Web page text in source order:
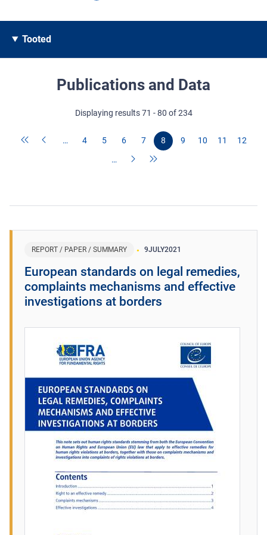
Tooted
Publications and Data
Displaying results 71 - 80 of 234
… 4 5 6 7 8 9 10 11
12
…
REPORT / PAPER / SUMMARY 9JULY2021
European standards on legal remedies,
complaints mechanisms and effective
investigations at borders